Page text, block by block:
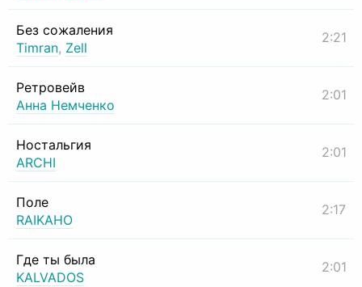
Без сожаления
Timran, Zell
2:21
Ретровейв
Анна Немченко
2:01
Ностальгия
ARCHI
2:01
Поле
RAIKAHO
2:17
Где ты была
KALVADOS
2:01